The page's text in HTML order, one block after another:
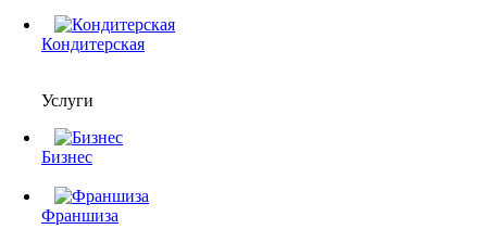
Кондитерская
Услуги
Бизнес
Франшиза